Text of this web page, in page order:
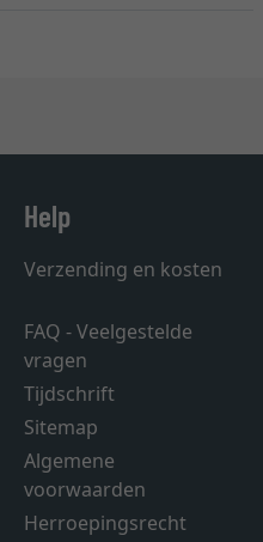
Help
Verzending en kosten
FAQ - Veelgestelde
vragen
Tijdschrift
Sitemap
Algemene
voorwaarden
Herroepingsrecht